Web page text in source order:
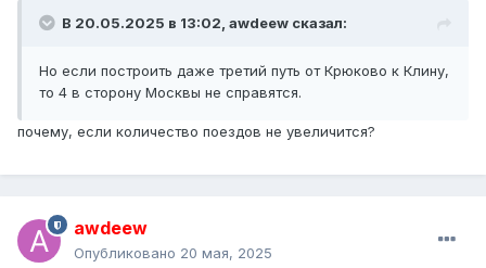
В 20.05.2025 в 13:02, awdeew сказал:
Но если построить даже третий путь от Крюково к Клину,
то 4 в сторону Москвы не справятся.
почему, если количество поездов не увеличится?
awdeew
Опубликовано 20 мая, 2025